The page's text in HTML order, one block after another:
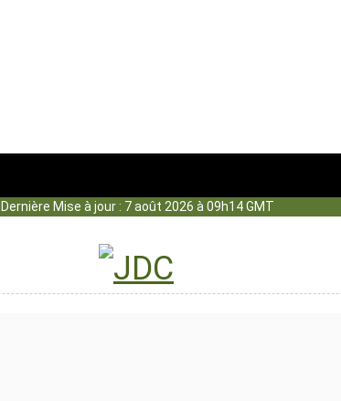
Dernière Mise à jour : 7 août 2026 à 09h14 GMT